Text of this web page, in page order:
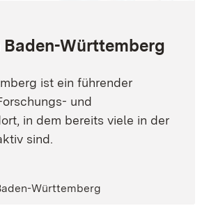
Württemberg
ist ein führender
und
in dem bereits viele in der
sind.
Württemberg